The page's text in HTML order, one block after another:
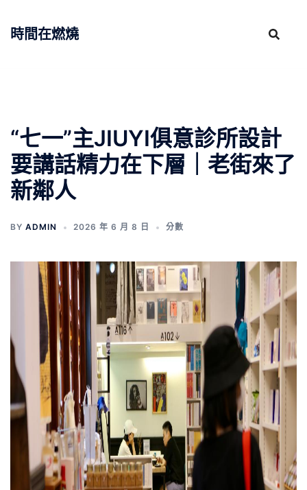
時間在燃燒
“七一”主JIUYI俱意診所設計
要講話精力在下層｜老街來了
新鄰人
BY ADMIN 2026 年 6 月 8 日 分數